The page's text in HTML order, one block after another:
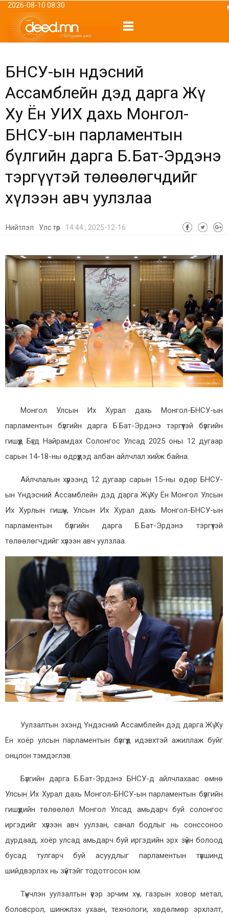
2026-08-10 08:30
БНСУ-ын Үндэсний
Ассамблейн дэд дарга Жү
Ху Ён УИХ дахь Монгол-
БНСУ-ын парламентын
бүлгийн дарга Б.Бат-Эрдэнэ
тэргүүтэй төлөөлөгчдийг
хүлээн авч уулзлаа
Нийтлэл Улс төр 14:44 , 2025-12-16
Монгол Улсын Их Хурал дахь Монгол-БНСУ-ын
парламентын бүлгийн дарга Б.Бат-Эрдэнэ тэргүүтэй бүлгийн
гишүүд Бүгд Найрамдах Солонгос Улсад 2025 оны 12 дугаар
сарын 14-18-ны өдрүүдэд албан айлчлал хийж байна.
Айлчлалын хүрээнд 12 дугаар сарын 15-ны өдөр БНСУ-
ын Үндэсний Ассамблейн дэд дарга Жү Ху Ён Монгол Улсын
Их Хурлын гишүүн, Улсын Их Хурал дахь Монгол-БНСУ-ын
парламентын бүлгийн дарга Б.Бат-Эрдэнэ тэргүүтэй
төлөөлөгчдийг хүлээн авч уулзлаа.
Уулзалтын эхэнд Үндэсний Ассамблейн дэд дарга Жү Ху
Ён хоёр улсын парламентын бүлгүүд идэвхтэй ажиллаж буйг
онцлон тэмдэглэв.
Бүлгийн дарга Б.Бат-Эрдэнэ БНСУ-д айлчлахаас өмнө
Улсын Их Хурал дахь Монгол-БНСУ-ын парламентын бүлгийн
гишүүдийн төлөөлөл Монгол Улсад амьдарч буй солонгос
иргэдийг хүлээн авч уулзан, санал бодлыг нь сонссоноо
дурдаад, хоёр улсад амьдарч буй иргэдийн эрх зүйн болоод
бусад тулгарч буй асуудлыг парламентын түвшинд
шийдвэрлэх нь зүйтэйг тодотгосон юм.
Түүнчлэн уулзалтын үеэр эрчим хүч, газрын ховор метал,
боловсрол, шинжлэх ухаан, технологи, хөдөлмөр эрхлэлт,